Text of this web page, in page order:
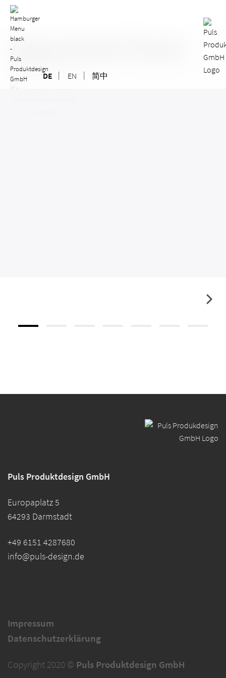
Skip
content
DE EN 简中
Axano Smart Touch
Dentsply Sirona
Puls Produktdesign GmbH
Europaplatz 5
64293 Darmstadt
+49 6151 4287680
info@puls-design.de
Impressum
Datenschutzerklärung
Copyright 2020 © Puls Produktdesign GmbH